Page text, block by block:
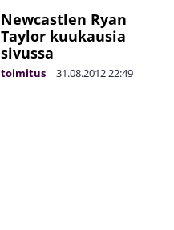
Newcastlen Ryan
Taylor kuukausia
sivussa
toimitus | 31.08.201222:49